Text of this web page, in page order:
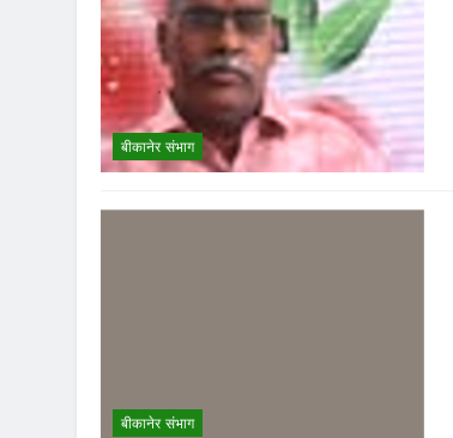
बीकानेर संभाग
बीकानेर संभाग